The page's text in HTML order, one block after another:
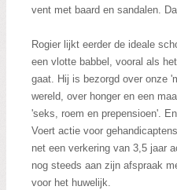
vent met baard en sandalen.
Rogier lijkt eerder de ideale
een vlotte babbel, vooral als
gaat. Hij is bezorgd over onze
wereld, over honger en een
'seks, roem en prepensioen'.
Voert actie voor
net een verkering van 3,5 jaar
nog steeds aan zijn afspraak
voor het huwelijk.